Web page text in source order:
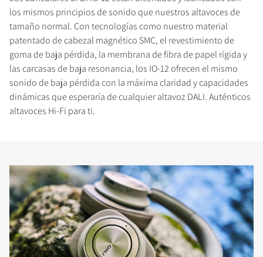
los mismos principios de sonido que nuestros altavoces de
tamaño normal. Con tecnologías como nuestro material
patentado de cabezal magnético SMC, el revestimiento de
goma de baja pérdida, la membrana de fibra de papel rígida y
las carcasas de baja resonancia, los IO-12 ofrecen el mismo
sonido de baja pérdida con la máxima claridad y capacidades
dinámicas que esperaría de cualquier altavoz DALI. Auténticos
altavoces Hi-Fi para ti.